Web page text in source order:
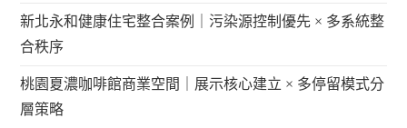
新北永和健康住宅整合案例｜污染源控制優先 × 多系統整
合秩序
桃園夏濃咖啡館商業空間｜展示核心建立 × 多停留模式分
層策略